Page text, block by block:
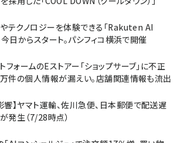
テクノロジーを体験できる「Rakuten AI
日からスタート。パシフィコ横浜で開催
フォームのEストアー「ショップサーブ」に不正
件の個人情報が漏えい。店舗関連情報も流出
響】ヤマト運輸、佐川急便、日本郵便で配送遅
発生（7/28時点）